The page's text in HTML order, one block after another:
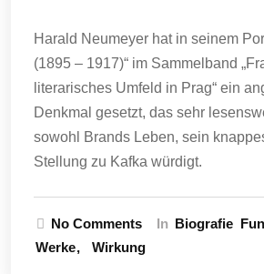
Harald Neumeyer hat in seinem
(1895 – 1917)“ im Sammelband
literarisches Umfeld in Prag“ ein
Denkmal gesetzt, das sehr
sowohl Brands Leben, sein
Stellung zu Kafka würdigt.
No Comments In Biografie
Werke
Wirkung